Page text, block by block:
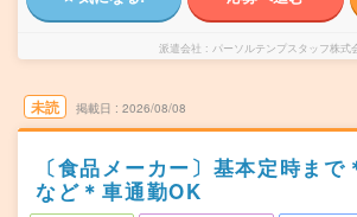
派遣会社 パーソルテンプスタッフ株式
未読 掲載日 2026/08/08
〔食品メーカー〕基本定時まで
など＊車通勤OK